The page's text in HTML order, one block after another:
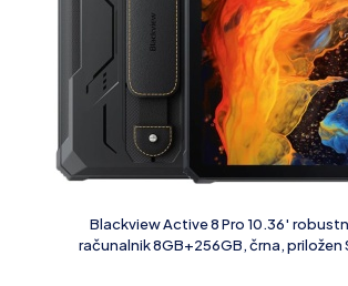
Blackview Active 8 Pro 10.36′
računalnik 8GB+256GB, črna, priložen